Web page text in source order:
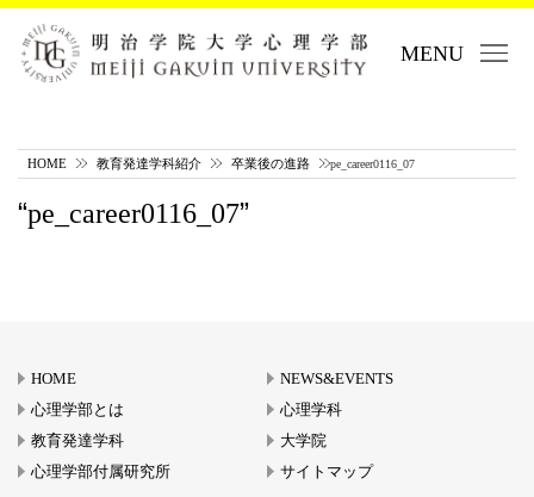
MENU
HOME 教育発達学科紹介 卒業後の進路 pe_career0116_07
pe_career0116_07
HOME
NEWS&EVENTS
心理学部とは
心理学科
教育発達学科
大学院
心理学部付属研究所
サイトマップ